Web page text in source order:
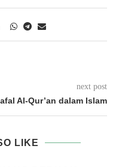
next post
Al-Qur’an dalam Islam
LIKE